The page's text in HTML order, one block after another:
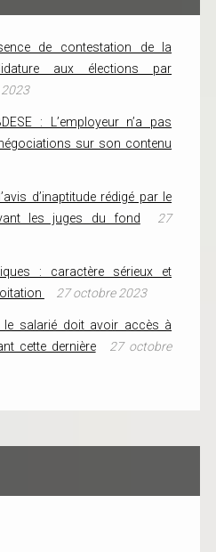
de contestation de la
aux élections par
: L’employeur n’a pas
négociations sur son contenu
d’inaptitude rédigé par le
les juges du fond
27
: caractère sérieux et
27 octobre 2023
le salarié doit avoir accès à
cette dernière
27 octobre